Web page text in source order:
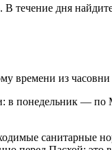
течение дня
времени из
в понедельник —
санитарные